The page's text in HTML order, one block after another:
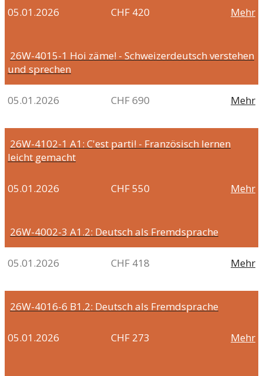
05.01.2026 CHF 420 Mehr
26W-4015-1 Hoi zäme! - Schweizerdeutsch verstehen
und sprechen
05.01.2026 CHF 690 Mehr
26W-4102-1 A1: C'est parti! - Französisch lernen
leicht gemacht
05.01.2026 CHF 550 Mehr
26W-4002-3 A1.2: Deutsch als Fremdsprache
05.01.2026 CHF 418 Mehr
26W-4016-6 B1.2: Deutsch als Fremdsprache
05.01.2026 CHF 273 Mehr